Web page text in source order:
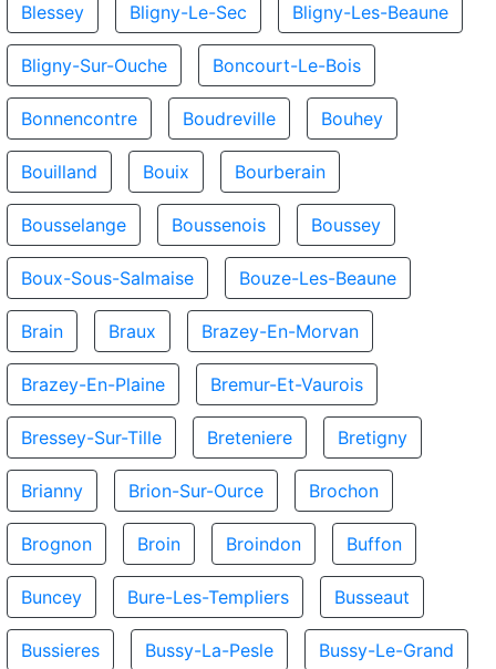
Blessey Bligny-Le-Sec Bligny-Les-Beaune
Bligny-Sur-Ouche Boncourt-Le-Bois
Bonnencontre Boudreville Bouhey
Bouilland Bouix Bourberain
Bousselange Boussenois Boussey
Boux-Sous-Salmaise Bouze-Les-Beaune
Brain Braux Brazey-En-Morvan
Brazey-En-Plaine Bremur-Et-Vaurois
Bressey-Sur-Tille Breteniere Bretigny
Brianny Brion-Sur-Ource Brochon
Brognon Broin Broindon Buffon
Buncey Bure-Les-Templiers Busseaut
Bussieres Bussy-La-Pesle Bussy-Le-Grand